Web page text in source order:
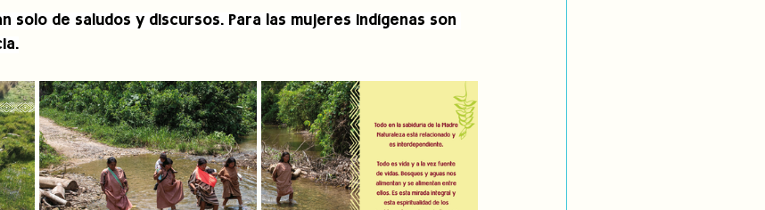
solo de saludos y discursos. Para las mujeres indígenas son